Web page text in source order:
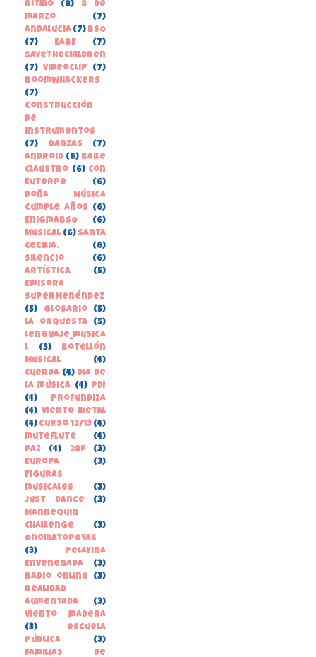
Ritmo (8)
8 de
marzo
(7)
Andalucia (7) BSO
(7)
EABE
(7)
SaveTheChildren
(7) Videoclip
(7)
boomwhackers
(7)
construcción
de
instrumentos
(7)
danzas
(7)
Android (6) Baile
Claustro (6) Con
Euterpe
(6)
Doña Música
cumple años
(6)
EnigmaBSO
(6)
Musical (6) Santa
Cecilia.
(6)
Silencio
(6)
Artística
(5)
Emisora
SuperMenéndez
(5)
Glosario
(5)
la orquesta
(5)
lenguaje_musica
l
(5)
Botellón
Musical
(4)
Cuerda (4) Dia de
la música (4) PDI
(4)
Profundiza
(4) Viento metal
(4) curso 12/13 (4)
muteflute
(4)
paz
(4) 28F
(3)
Europa
(3)
Figuras
musicales
(3)
Just Dance
(3)
Mannequin
Challenge
(3)
Onomatopeyas
(3)
Pelayina
Envenenada
(3)
Radio online
(3)
Realidad
Aumentada
(3)
Viento madera
(3)
escuela
pública
(3)
familias de